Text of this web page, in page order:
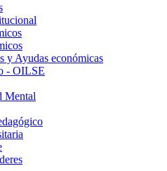
y Ayudas económicas
- OILSE
Mental